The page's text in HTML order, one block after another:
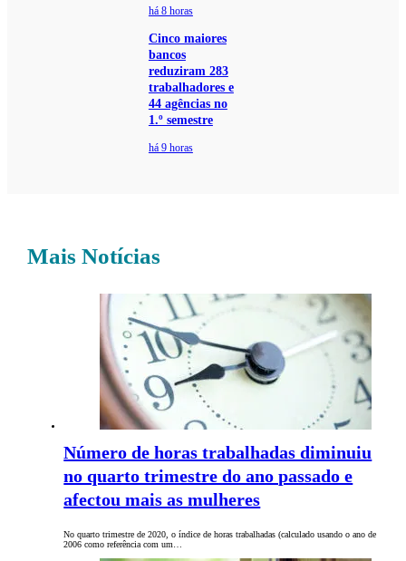
há 8 horas
Cinco maiores
bancos
reduziram 283
trabalhadores e
44 agências no
1.º semestre
há 9 horas
Mais Notícias
Número de horas trabalhadas diminuiu
no quarto trimestre do ano passado e
afectou mais as mulheres
No quarto trimestre de 2020, o índice de horas trabalhadas (calculado usando o ano de
2006 como referência com um…